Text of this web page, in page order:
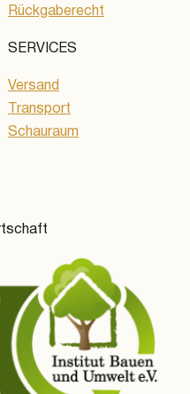
Rückgaberecht
SERVICES
Versand
Transport
Schauraum